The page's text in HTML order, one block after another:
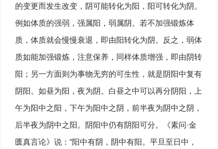
的变更而发生改变，阴可能转化为阳，阳可转化为阴。
例如体质的强弱，强属阳，弱属阴。若不加强锻炼体
质，体质就会慢慢衰退，即由阳转化为阴。反之，弱体
质如能加强锻炼，注意保养，同样体质增强，即由阴转
阳；另一方面则为事物无穷的可生性，就是阴阳中复有
阴阳。如昼为阳，夜为阴。白昼之中可以再分阴阳，上
午为阳中之阳，下午为阳中之阴，前半夜为阴中之阴，
后半夜为阴中之阳。阴阳中仍有阴阳可分。《素问·金
匮真言论》说：“阳中有阴，阴中有阳。平旦至日中，